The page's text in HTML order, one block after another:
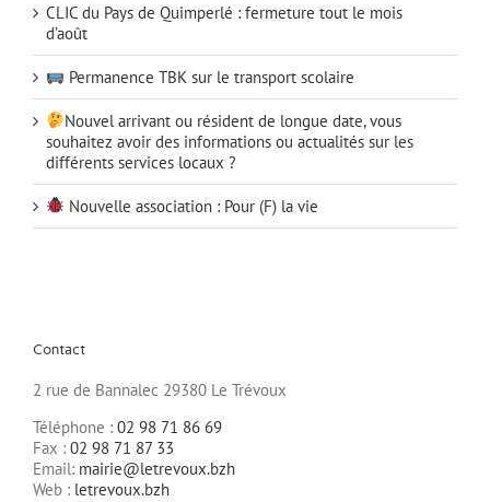
CLIC du Pays de Quimperlé : fermeture tout le mois
d’août
Permanence TBK sur le transport scolaire
Nouvel arrivant ou résident de longue date, vous
souhaitez avoir des informations ou actualités sur les
différents services locaux ?
Nouvelle association : Pour (F) la vie
Contact
2 rue de Bannalec 29380 Le Trévoux
Téléphone : 02 98 71 86 69
Fax : 02 98 71 87 33
Email: mairie@letrevoux.bzh
Web : letrevoux.bzh